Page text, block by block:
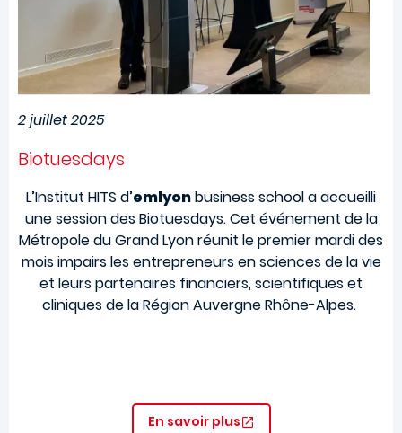
2 juillet 2025
Biotuesdays
L’Institut HITS d’emlyonbusiness school a accueilli
une session des Biotuesdays. Cet événement de la
Métropole du Grand Lyon réunit le premier mardi des
mois impairs les entrepreneurs en sciences de la vie
et leurs partenaires financiers, scientifiques et
cliniques de la Région Auvergne Rhône-Alpes.
En savoir plus